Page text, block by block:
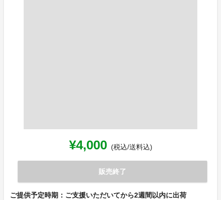
¥4,000 (税込/送料込)
販売終了
ご提供予定時期：ご支援いただいてから2週間以内に出荷